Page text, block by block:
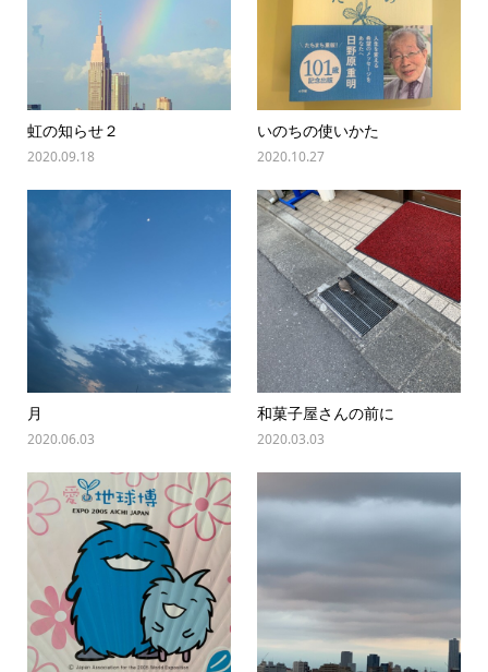
虹の知らせ２
2020.09.18
いのちの使いかた
2020.10.27
月
2020.06.03
和菓子屋さんの前に
2020.03.03